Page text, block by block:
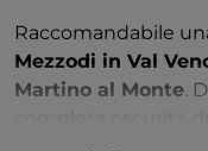
Raccomandabile
Mezzodi in Val
Martino al Monte.